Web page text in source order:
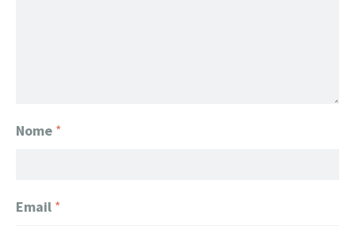
Nome *
Email *